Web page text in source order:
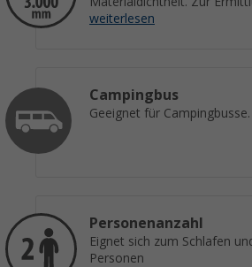
weiterlesen
Campingbus
Geeignet für Campingbusse.
Personenanzahl
Eignet sich zum Schlafen
Personen